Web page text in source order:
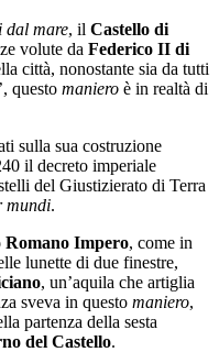
dal mare, il Castello di
volute da Federico II di
città, nonostante sia da tutti
questo maniero è in realtà di
sulla sua costruzione
il decreto imperiale
del Giustizierato di Terra
mundi.
Romano Impero, come in
lunette di due finestre,
, un’aquila che artiglia
sveva in questo maniero,
partenza della sesta
del Castello.